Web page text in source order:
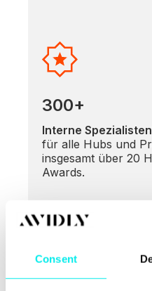
Consent
300+
Interne Spezialisten
für alle Hubs und
insgesamt über 20
Awards.
5x